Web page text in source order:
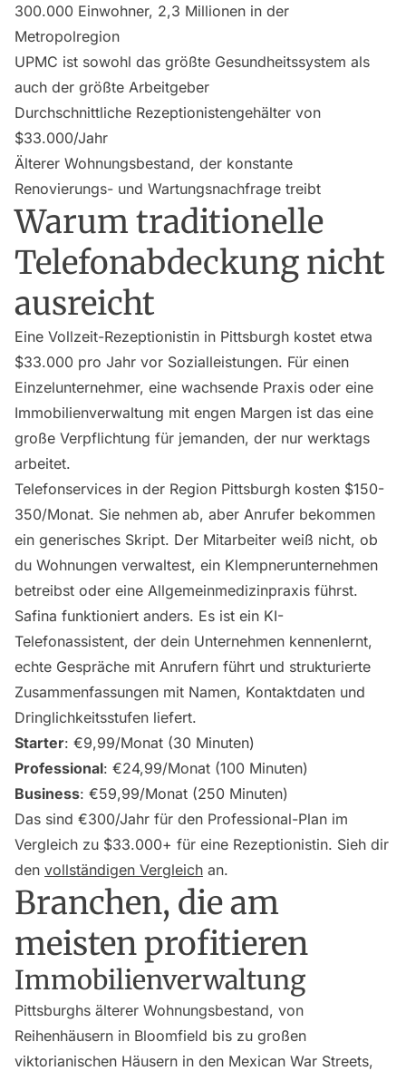
300.000 Einwohner, 2,3 Millionen in der
Metropolregion
UPMC ist sowohl das größte Gesundheitssystem als
auch der größte Arbeitgeber
Durchschnittliche Rezeptionistengehälter von
$33.000/Jahr
Älterer Wohnungsbestand, der konstante
Renovierungs- und Wartungsnachfrage treibt
Warum traditionelle
Telefonabdeckung nicht
ausreicht
Eine Vollzeit-Rezeptionistin in Pittsburgh kostet etwa
$33.000 pro Jahr vor Sozialleistungen. Für einen
Einzelunternehmer, eine wachsende Praxis oder eine
Immobilienverwaltung mit engen Margen ist das eine
große Verpflichtung für jemanden, der nur werktags
arbeitet.
Telefonservices in der Region Pittsburgh kosten $150-
350/Monat. Sie nehmen ab, aber Anrufer bekommen
ein generisches Skript. Der Mitarbeiter weiß nicht, ob
du Wohnungen verwaltest, ein Klempnerunternehmen
betreibst oder eine Allgemeinmedizinpraxis führst.
Safina funktioniert anders. Es ist ein KI-
Telefonassistent, der dein Unternehmen kennenlernt,
echte Gespräche mit Anrufern führt und strukturierte
Zusammenfassungen mit Namen, Kontaktdaten und
Dringlichkeitsstufen liefert.
Starter: €9,99/Monat (30 Minuten)
Professional: €24,99/Monat (100 Minuten)
Business: €59,99/Monat (250 Minuten)
Das sind €300/Jahr für den Professional-Plan im
Vergleich zu $33.000+ für eine Rezeptionistin. Sieh dir
den vollständigen Vergleich an.
Branchen, die am
meisten profitieren
Immobilienverwaltung
Pittsburghs älterer Wohnungsbestand, von
Reihenhäusern in Bloomfield bis zu großen
viktorianischen Häusern in den Mexican War Streets,